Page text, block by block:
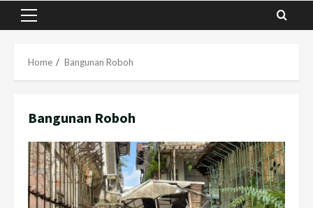
Primary
Home Bangunan Roboh
Bangunan Roboh